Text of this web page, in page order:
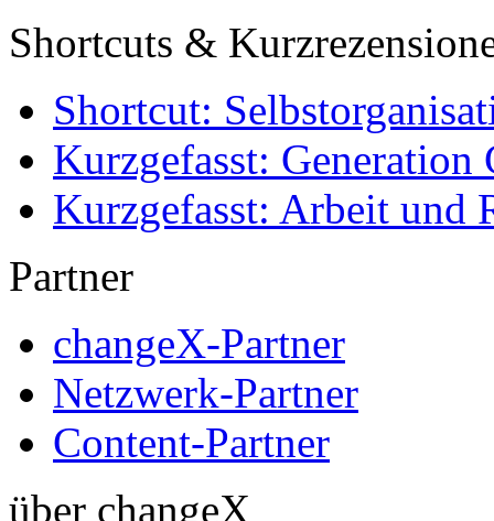
Shortcuts &
Shortcut:
Kurzgefasst: Generation
Kurzgefasst: Arbeit und
Partner
changeX-Partner
Netzwerk-Partner
Content-Partner
über changeX